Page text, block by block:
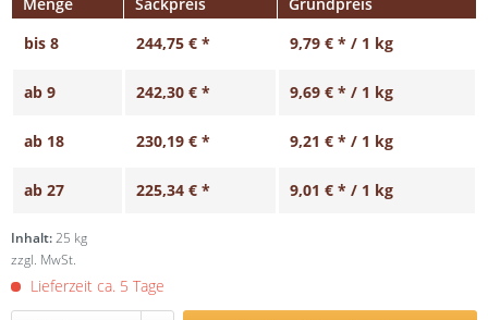
bis 8 244,75 € * 9,79 € * / 1 kg
ab 9 242,30 € * 9,69 € * / 1 kg
ab 18 230,19 € * 9,21 € * / 1 kg
ab 27 225,34 € * 9,01 € * / 1 kg
Inhalt:25 kg
zzgl. MwSt.
Lieferzeit ca. 5 Tage